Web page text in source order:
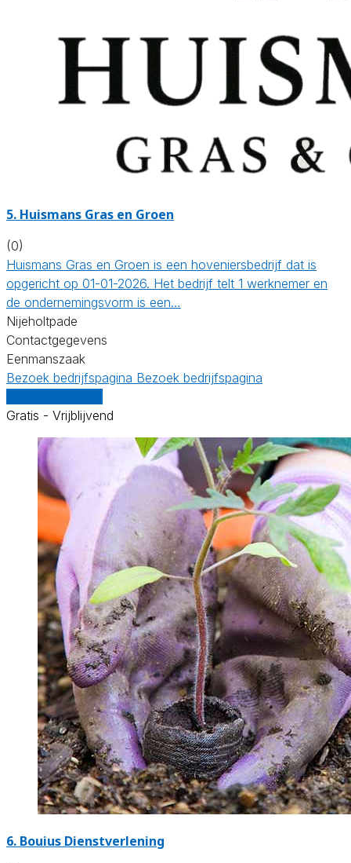
5. Huismans Gras en Groen
(0)
Huismans Gras en Groen is een hoveniersbedrijf dat is
opgericht op 01-01-2026. Het bedrijf telt 1 werknemer en
de ondernemingsvorm is een…
Nijeholtpade
Contactgegevens
Eenmanszaak
Bezoek bedrijfspagina Bezoek bedrijfspagina
Gratis - Vrijblijvend
6. Bouius Dienstverlening